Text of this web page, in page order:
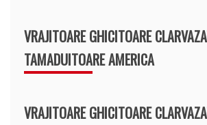
VRAJITOARE GHICITOARE
TAMADUITOARE AMERICA
VRAJITOARE GHICITOARE